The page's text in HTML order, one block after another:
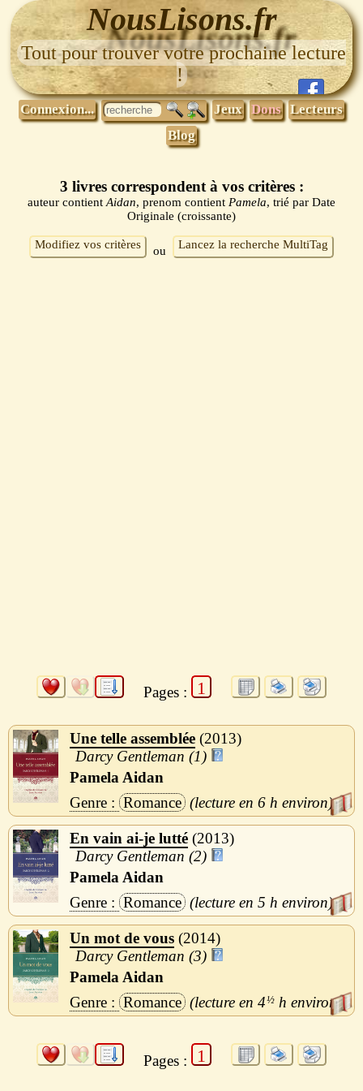
NousLisons.fr
Tout pour trouver votre prochaine lecture
!
Connexion... Jeux Dons Lecteurs
Blog
3 livres correspondent à vos critères :
auteur contientAidan, prenom contient Pamela, trié par Date
Originale (croissante)
Modifiez vos critères ou Lancez la recherche MultiTag
Pages : 1
Une telle assemblée 2013
Darcy Gentleman (1)
Pamela Aidan
Romance
6 h
En vain ai-je lutté 2013
Darcy Gentleman (2)
Pamela Aidan
Romance
5 h
Un mot de vous 2014
Darcy Gentleman (3)
Pamela Aidan
Romance
4½ h
Pages : 1